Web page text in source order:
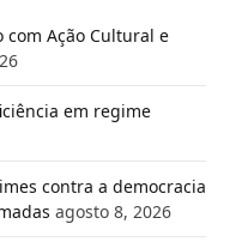
com Ação Cultural e
em regime
contra a democracia
agosto 8, 2026